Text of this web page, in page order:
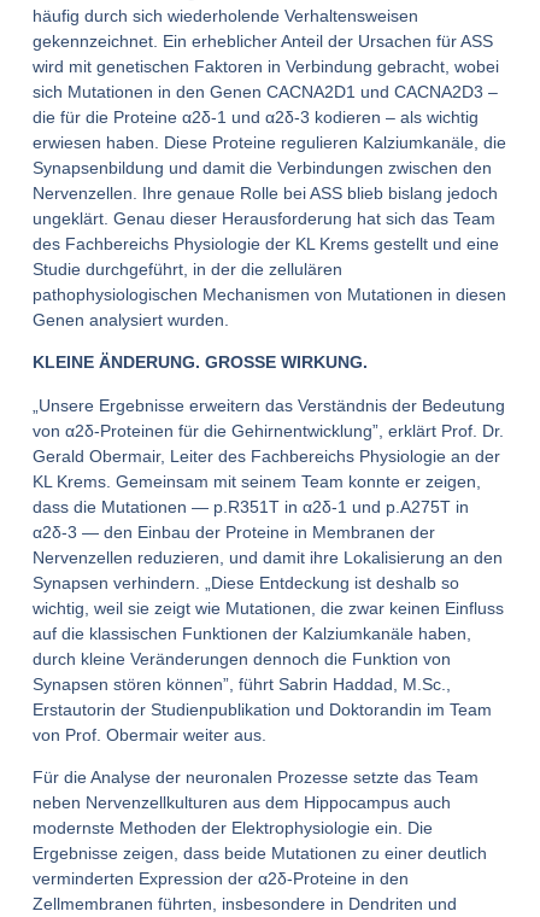
häufig durch sich wiederholende Verhaltensweisen
gekennzeichnet. Ein erheblicher Anteil der Ursachen für ASS
wird mit genetischen Faktoren in Verbindung gebracht, wobei
sich Mutationen in den Genen CACNA2D1 und CACNA2D3 –
die für die Proteine α2δ-1 und α2δ-3 kodieren – als wichtig
erwiesen haben. Diese Proteine regulieren Kalziumkanäle, die
Synapsenbildung und damit die Verbindungen zwischen den
Nervenzellen. Ihre genaue Rolle bei ASS blieb bislang jedoch
ungeklärt. Genau dieser Herausforderung hat sich das Team
des Fachbereichs Physiologie der KL Krems gestellt und eine
Studie durchgeführt, in der die zellulären
pathophysiologischen Mechanismen von Mutationen in diesen
Genen analysiert wurden.
KLEINE ÄNDERUNG. GROSSE WIRKUNG.
„Unsere Ergebnisse erweitern das Verständnis der Bedeutung
von α2δ-Proteinen für die Gehirnentwicklung”, erklärt Prof. Dr.
Gerald Obermair, Leiter des Fachbereichs Physiologie an der
KL Krems. Gemeinsam mit seinem Team konnte er zeigen,
dass die Mutationen — p.R351T in α2δ-1 und p.A275T in
α2δ-3 — den Einbau der Proteine in Membranen der
Nervenzellen reduzieren, und damit ihre Lokalisierung an den
Synapsen verhindern. „Diese Entdeckung ist deshalb so
wichtig, weil sie zeigt wie Mutationen, die zwar keinen Einfluss
auf die klassischen Funktionen der Kalziumkanäle haben,
durch kleine Veränderungen dennoch die Funktion von
Synapsen stören können”, führt Sabrin Haddad, M.Sc.,
Erstautorin der Studienpublikation und Doktorandin im Team
von Prof. Obermair weiter aus.
Für die Analyse der neuronalen Prozesse setzte das Team
neben Nervenzellkulturen aus dem Hippocampus auch
modernste Methoden der Elektrophysiologie ein. Die
Ergebnisse zeigen, dass beide Mutationen zu einer deutlich
verminderten Expression der α2δ-Proteine in den
Zellmembranen führten, insbesondere in Dendriten und